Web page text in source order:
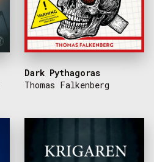
Dark Pythagoras
Thomas Falkenberg